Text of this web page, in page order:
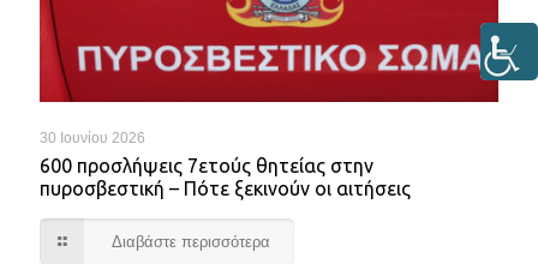
30 Ιουνίου 2026
600 προσλήψεις 7ετούς θητείας στην
πυροσβεστική – Πότε ξεκινούν οι αιτήσεις
Διαβάστε περισσότερα